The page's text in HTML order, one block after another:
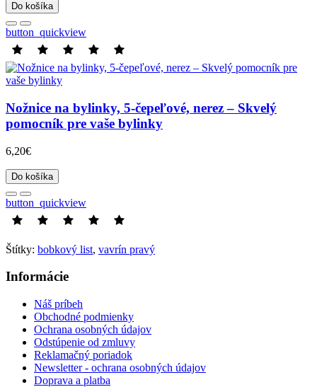
Do košíka
button_quickview
Nožnice na bylinky, 5-čepeľové, nerez – Skvelý
pomocník pre vaše bylinky
6,20€
Do košíka
button_quickview
Štítky: bobkový list, vavrín pravý
Informácie
Náš príbeh
Obchodné podmienky
Ochrana osobných údajov
Odstúpenie od zmluvy
Reklamačný poriadok
Newsletter - ochrana osobných údajov
Doprava a platba